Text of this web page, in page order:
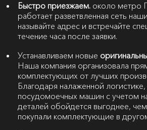
Быстро приезжаем. около метро
работает разветвленная сеть
называйте адрес и встречайте
течение часа после заявки.
Устанавливаем новые
Наша компания организовала
комплектующих от лучших
Благодаря налаженной
посудомоечных машин с учетом
деталей обойдется выгоднее,
покупали комплектующие в